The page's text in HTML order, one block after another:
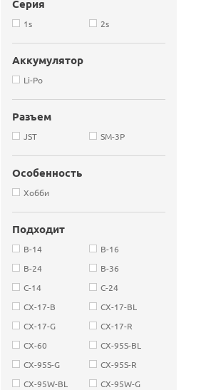
Серия
1s 2s
Аккумулятор
Li-Po
Разъем
JST SM-3P
Особенность
Хобби
Подходит
B-14
B-16
B-24
B-36
C-14
C-24
CX-17-B
CX-17-BL
CX-17-G
CX-17-R
CX-60
CX-95S-BL
CX-95S-G
CX-95S-R
CX-95W-BL
CX-95W-G